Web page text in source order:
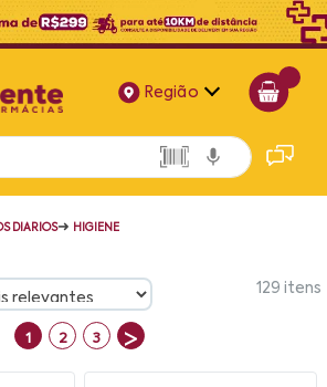
Região
Alagoas
Bahia
Pernambuco
DIARIOS➜ HIGIENE
129 itens
1 2 3 >